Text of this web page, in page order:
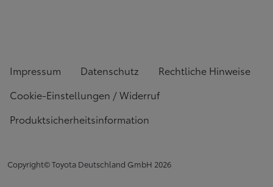
Impressum Datenschutz
Rechtliche Hinweise
Cookie-Einstellungen / Widerruf
Produktsicherheitsinformation
Copyright© Toyota Deutschland GmbH 2026